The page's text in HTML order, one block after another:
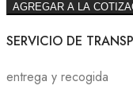
AGREGAR A LA
SERVICIO DE
entrega y recogida